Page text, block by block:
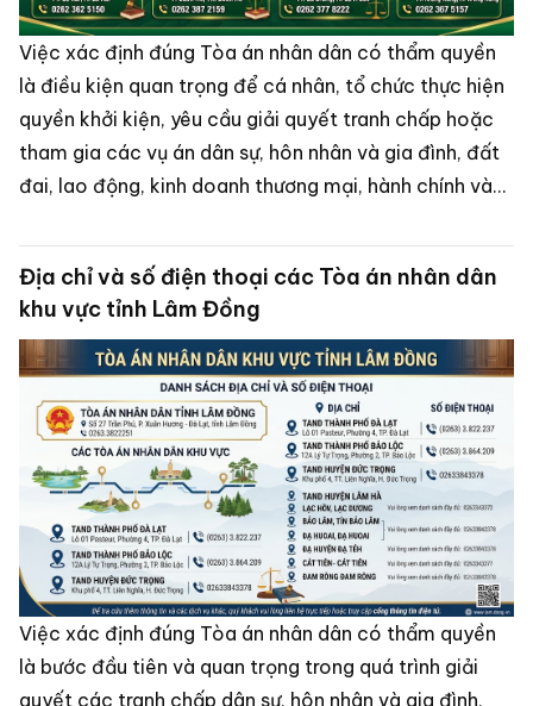
Việc xác định đúng Tòa án nhân dân có thẩm quyền
là điều kiện quan trọng để cá nhân, tổ chức thực hiện
quyền khởi kiện, yêu cầu giải quyết tranh chấp hoặc
tham gia các vụ án dân sự, hôn nhân và gia đình, đất
đai, lao động, kinh doanh thương mại, hành chính và
Địa chỉ và số điện thoại các Tòa án nhân dân
khu vực tỉnh Lâm Đồng
Việc xác định đúng Tòa án nhân dân có thẩm quyền
là bước đầu tiên và quan trọng trong quá trình giải
quyết các tranh chấp dân sự, hôn nhân và gia đình,